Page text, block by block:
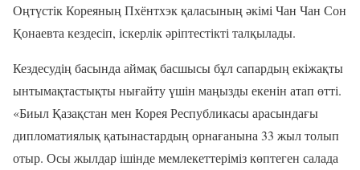
Оңтүстік Кореяның Пхёнтхэк қаласының әкімі Чан Чан Сон
Қонаевта кездесіп, іскерлік әріптестікті талқылады.
Кездесудің басында аймақ басшысы бұл сапардың екіжақты
ынтымақтастықты нығайту үшін маңызды екенін атап өтті.
«Биыл Қазақстан мен Корея Республикасы арасындағы
дипломатиялық қатынастардың орнағанына 33 жыл толып
отыр. Осы жылдар ішінде мемлекеттеріміз көптеген салада